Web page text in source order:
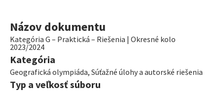
Názov dokumentu
Kategória G – Praktická – Riešenia | Okresné kolo
2023/2024
Kategória
Geografická olympiáda, Súťažné úlohy a autorské riešenia
Typ a veľkosť súboru